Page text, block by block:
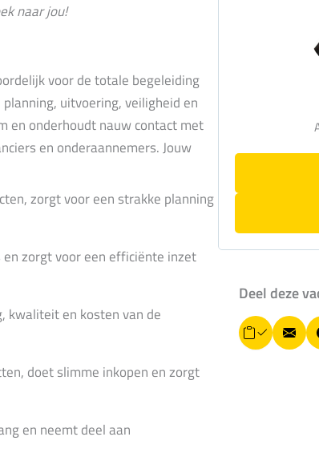
naar jou!
voor de totale begeleiding
uitvoering, veiligheid en
en onderhoudt nauw contact met
en onderaannemers. Jouw
zorgt voor een strakke planning
zorgt voor een efficiënte inzet
kwaliteit en kosten van de
doet slimme inkopen en zorgt
en neemt deel aan
Deel deze
L
i
E